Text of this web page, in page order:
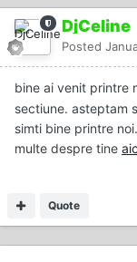
DjCeline
Posted
bine ai venit printre
sectiune. asteptam
simti bine printre
multe despre tine
Quote